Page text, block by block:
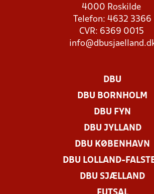
4000 Roskilde
Telefon: 4632 3366
CVR: 6369 0015
DBU
DBU BORNHOLM
DBU FYN
DBU JYLLAND
DBU KØBENHAVN
DBU LOLLAND-
DBU SJÆLLAND